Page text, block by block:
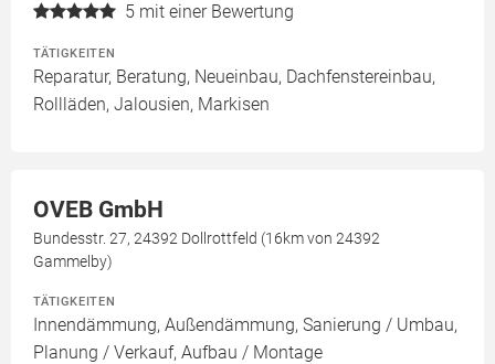
5 mit einer Bewertung
TÄTIGKEITEN
Reparatur, Beratung, Neueinbau, Dachfenstereinbau,
Rollläden, Jalousien, Markisen
OVEB GmbH
Bundesstr. 27, 24392 Dollrottfeld (16km von 24392
Gammelby)
TÄTIGKEITEN
Innendämmung, Außendämmung, Sanierung / Umbau,
Planung / Verkauf, Aufbau / Montage